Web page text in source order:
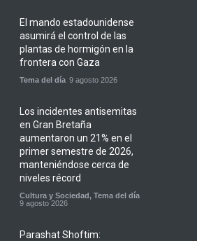
El mando estadounidense
asumirá el control de las
plantas de hormigón en la
frontera con Gaza
Tema del día 9 agosto 2026
Los incidentes antisemitas
en Gran Bretaña
aumentaron un 21% en el
primer semestre de 2026,
manteniéndose cerca de
niveles récord
Cultura y Sociedad, Tema del día
9 agosto 2026
Parashat Shoftim: